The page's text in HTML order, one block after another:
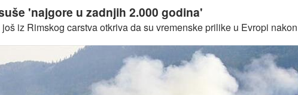
'najgore u zadnjih 2.000 godina'
iz Rimskog carstva otkriva da su vremenske prilike u Evropi